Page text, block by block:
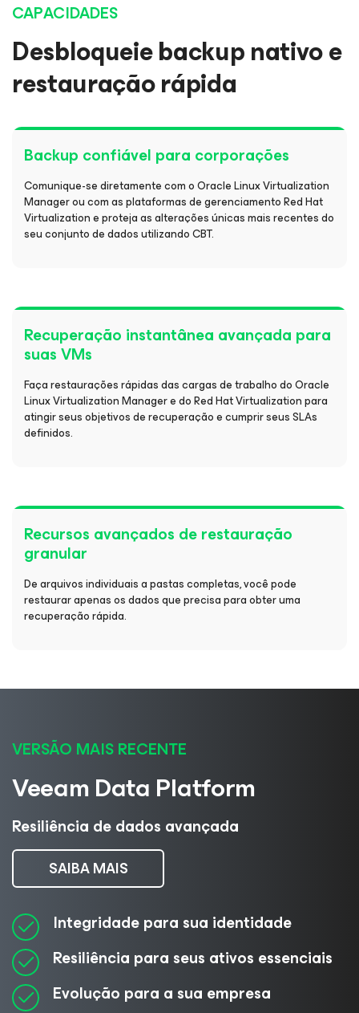
CAPACIDADES
Desbloqueie backup nativo e
restauração rápida
Backup confiável para corporações
Comunique-se diretamente com o Oracle Linux Virtualization
Manager ou com as plataformas de gerenciamento Red Hat
Virtualization e proteja as alterações únicas mais recentes do
seu conjunto de dados utilizando CBT.
Recuperação instantânea avançada para
suas VMs
Faça restaurações rápidas das cargas de trabalho do Oracle
Linux Virtualization Manager e do Red Hat Virtualization para
atingir seus objetivos de recuperação e cumprir seus SLAs
definidos.
Recursos avançados de restauração
granular
De arquivos individuais a pastas completas, você pode
restaurar apenas os dados que precisa para obter uma
recuperação rápida.
VERSÃO MAIS RECENTE
Veeam Data Platform
Resiliência de dados avançada
SAIBA MAIS
Integridade para sua identidade
Resiliência para seus ativos essenciais
Evolução para a sua empresa